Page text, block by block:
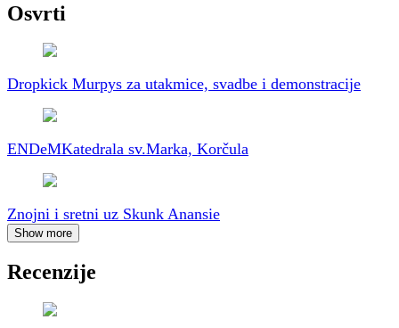
Osvrti
Dropkick Murpys za utakmice, svadbe i demonstracije
ENDeMKatedrala sv.Marka, Korčula
Znojni i sretni uz Skunk Anansie
Show more
Recenzije